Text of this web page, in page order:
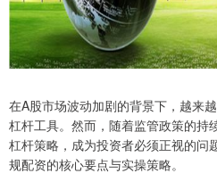
在A股市场波动加剧的背景下，越来
杠杆工具。然而，随着监管政策的持
杠杆策略，成为投资者必须正视的问
规配资的核心要点与实操策略。